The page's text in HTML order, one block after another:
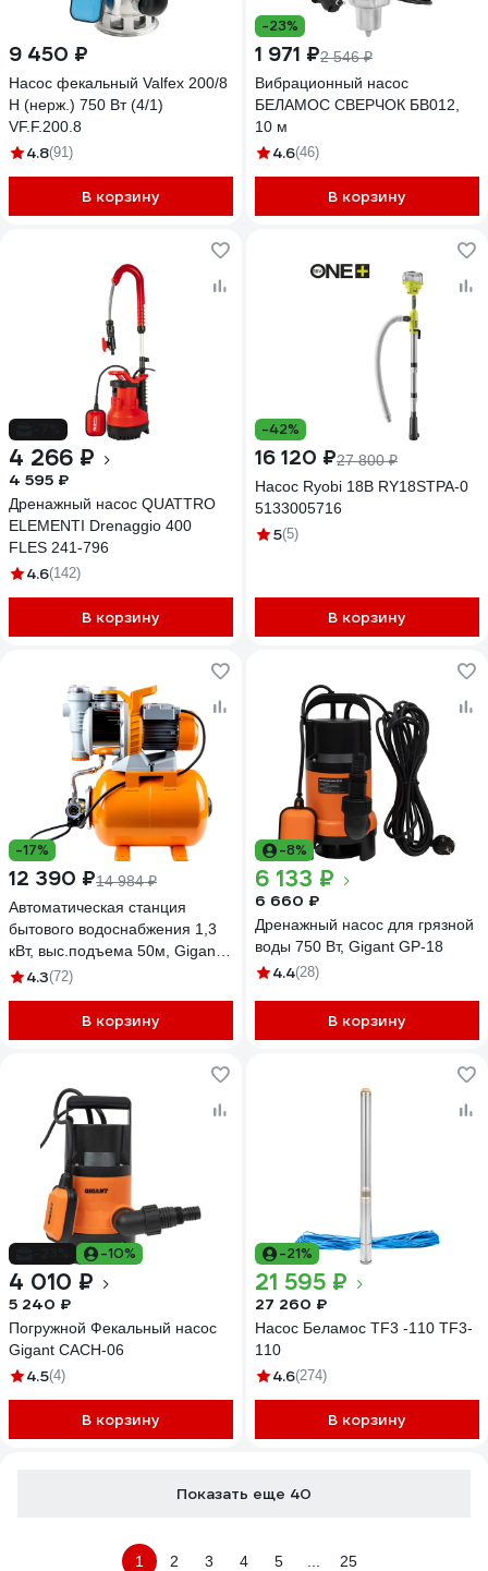
9 450 ₽
Насос фекальный Valfex 200/8
Н (нерж.) 750 Вт (4/1)
VF.F.200.8
4.8(91)
В корзину
-23%
1 971 ₽2 546 ₽
Вибрационный насос
БЕЛАМОС СВЕРЧОК БВ012,
10 м
4.6(46)
В корзину
4 266 ₽
4 595 ₽
Дренажный насос QUATTRO
ELEMENTI Drenaggio 400
FLES 241-796
4.6(142)
В корзину
-42%
16 120 ₽27 800 ₽
Насос Ryobi 18В RY18STPA-0
5133005716
5(5)
В корзину
-17%
12 390 ₽14 984 ₽
Автоматическая станция
бытового водоснабжения 1,3
кВт, выс.подъема 50м, Gigant
GP-14
4.3(72)
В корзину
-8%
6 133 ₽
6 660 ₽
Дренажный насос для грязной
воды 750 Вт, Gigant GP-18
4.4(28)
В корзину
-10%
4 010 ₽
5 240 ₽
Погружной Фекальный насос
Gigant CACH-06
4.5(4)
В корзину
-21%
21 595 ₽
27 260 ₽
Насос Беламос TF3 -110 TF3-
110
4.6(274)
В корзину
Показать еще 40
1 2 3 4 5 25